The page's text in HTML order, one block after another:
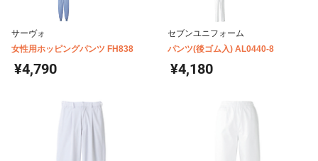
サーヴォ
女性用ホッピングパンツ FH838
¥4,790
セブンユニフォーム
パンツ(後ゴム入) AL0440-8
¥4,180